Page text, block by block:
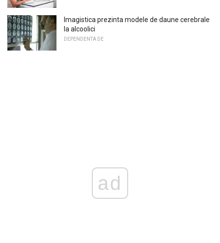
Imagistica prezinta modele de daune cerebrale
la alcoolici
DEPENDENTA DE
ad